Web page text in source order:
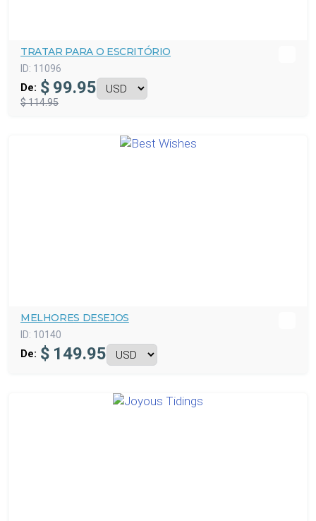
TRATAR PARA O ESCRITÓRIO
ID: 11096
De: $ 99.95
$ 114.95
MELHORES DESEJOS
ID: 10140
De: $ 149.95